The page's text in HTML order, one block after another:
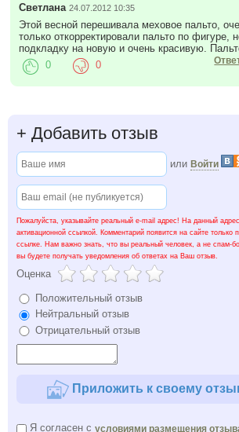
Светлана 24.07.2012 10:35
Этой весной перешивала меховое пальто,
только откорректировали пальто по фигуре,
подкладку на новую и очень красивую.
0 0
+ Добавить отзыв
или Войти
Пожалуйста, указывайте реальный e-mail адрес! На данный
активационной ссылкой. Комментарий появится на сайте только
ссылке. Нам важно знать, что вы реальный человек, а не спам-
вы будете получать уведомления об ответах на Ваш отзыв.
Оценка
Положительный отзыв
Нейтральный отзыв
Отрицательный отзыв
Приложить к своему
Я согласен с условиями размещения